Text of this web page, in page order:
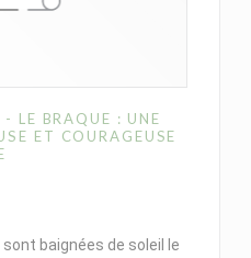
LE BRAQUE : UNE
ET COURAGEUSE
baignées de soleil le